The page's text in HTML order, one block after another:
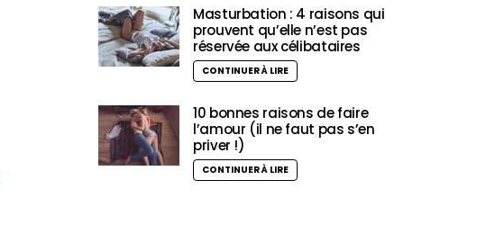
Masturbation : 4 raisons qui
prouvent qu’elle n’est pas
réservée aux célibataires
CONTINUER À LIRE
10 bonnes raisons de faire
l’amour (il ne faut pas s’en
priver !)
CONTINUER À LIRE